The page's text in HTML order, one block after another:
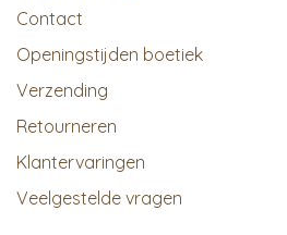
Contact
Openingstijden boetiek
Verzending
Retourneren
Klantervaringen
Veelgestelde vragen